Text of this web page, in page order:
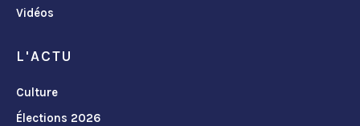
Vidéos
L'ACTU
Culture
Élections 2026